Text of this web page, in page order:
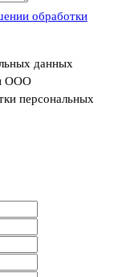
обработки
данных
ООО
персональных